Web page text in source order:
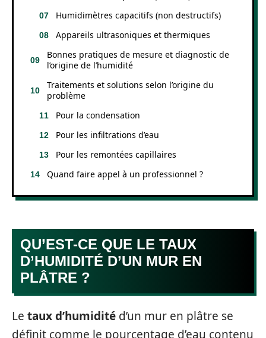
Humidimètres capacitifs (non destructifs)
Appareils ultrasoniques et thermiques
Bonnes pratiques de mesure et diagnostic de
l’origine de l’humidité
Traitements et solutions selon l’origine du
problème
Pour la condensation
Pour les infiltrations d’eau
Pour les remontées capillaires
Quand faire appel à un professionnel ?
QU’EST-CE QUE LE TAUX
D’HUMIDITÉ D’UN MUR EN
PLÂTRE ?
Le taux d’humidité d’un mur en plâtre se
définit comme le pourcentage d’eau contenu